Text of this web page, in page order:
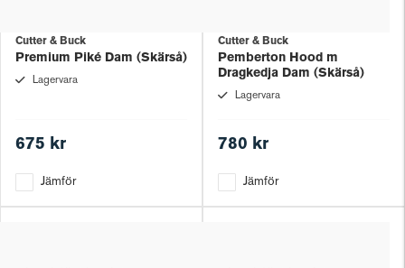
Cutter & Buck
Premium Piké Dam (Skärså)
Lagervara
675 kr
Jämför
Cutter & Buck
Pemberton Hood m
Dragkedja Dam (Skärså)
Lagervara
780 kr
Jämför